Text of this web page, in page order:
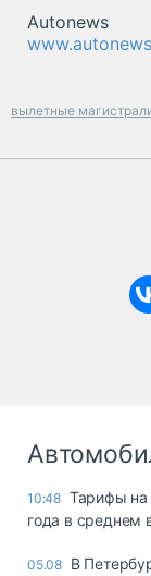
Autonews
вылетные
10:48 Тарифы на
года в среднем
05.08 В